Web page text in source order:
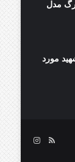
مدل
مورد
خوراکاینستاگرام